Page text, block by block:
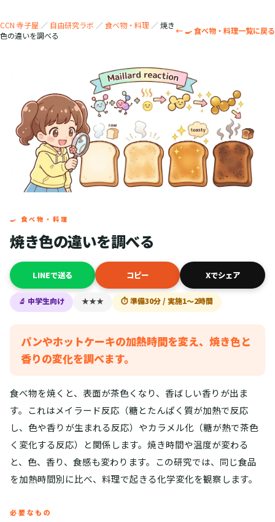
CCN 寺子屋 ／ 自由研究ラボ ／食べ物・料理 ／焼き
色の違いを調べる
← 🍳 食べ物・料理一覧に戻る
🍳 食べ物・料理
焼き色の違いを調べる
LINEで送る コピー Xでシェア
🔬 中学生向け ★★★ ⏱ 準備30分 / 実施1〜2時間
パンやホットケーキの加熱時間を変え、焼き色と
香りの変化を調べます。
食べ物を焼くと、表面が茶色くなり、香ばしい香りが出ま
す。これはメイラード反応（糖とたんぱく質が加熱で反応
し、色や香りが生まれる反応）やカラメル化（糖が熱で茶色
く変化する反応）と関係します。焼き時間や温度が変わる
と、色、香り、食感も変わります。この研究では、同じ食品
を加熱時間別に比べ、料理で起きる化学変化を観察します。
必要なもの